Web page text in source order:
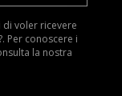
di voler ricevere
Per conoscere i
la nostra